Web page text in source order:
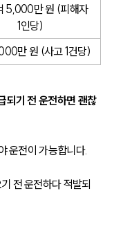
5,000만 원 (피해자
1인당)
만 원 (사고 1건당)
되기 전 운전하면 괜찮
운전이 가능합니다.
전 운전하다 적발되